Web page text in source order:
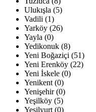
Ulukışla (5)
Vadili (1)
Yarköy (26)
Yayla (0)
Yedikonuk (8)
Yeni Boğaziçi (51)
Yeni Erenköy (22)
Yeni İskele (0)
Yenikent (0)
Yenişehir (0)
Yeşilköy (5)
Yeşilyurt (0)